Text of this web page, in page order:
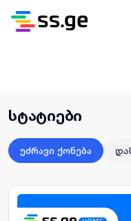
სტატიები
უძრავი ქონება